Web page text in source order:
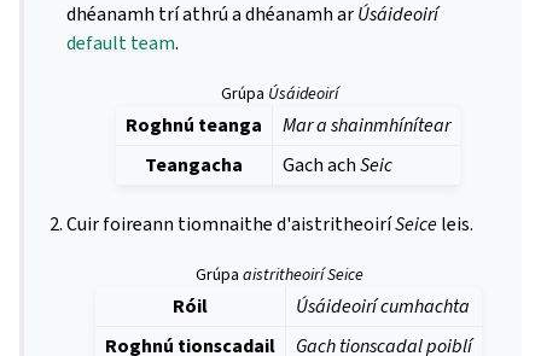
dhéanamh trí athrú a dhéanamh arÚsáideoirí
default team.
Grúpa Úsáideoirí
Roghnú teanga
Mar a shainmhínítear
Teangacha
Gach achSeic
Cuir foireann tiomnaithe d'aistritheoiríSeiceleis.
Grúpa aistritheoirí Seice
Róil
Úsáideoirí cumhachta
Roghnú tionscadail
Gach tionscadal poiblí